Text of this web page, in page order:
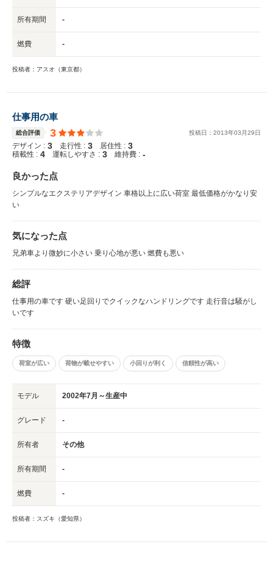
所有期間 -
燃費 -
投稿者：アスオ（東京都）
仕事用の車
総合評価 3 投稿日： 2013年03 月29日
デザイン : 3 走行性 : 3 居住性 : 3
積載性 : 4 運転しやすさ : 3 維持費 : -
良かった点
シンプルなエクステリアデザイン 車格以上に広い荷室 最低価格がかなり安
い
気になった点
兄弟車より微妙に小さい 乗り心地が悪い 燃費も悪い
総評
仕事用の車です 硬い足回りでクイックなハンドリングです 走行音は騒がし
いです
特徴
荷室が広い 荷物が載せやすい 小回りが利く 信頼性が高い
モデル 2002年7月～生産中
グレード -
所有者 その他
所有期間 -
燃費 -
投稿者：スズキ（愛知県）